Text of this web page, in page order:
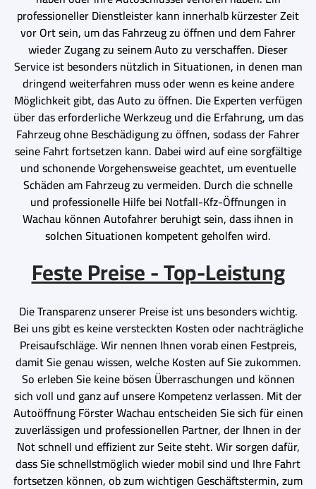
professioneller Dienstleister kann innerhalb kürzester Zeit
vor Ort sein, um das Fahrzeug zu öffnen und dem Fahrer
wieder Zugang zu seinem Auto zu verschaffen. Dieser
Service ist besonders nützlich in Situationen, in denen man
dringend weiterfahren muss oder wenn es keine andere
Möglichkeit gibt, das Auto zu öffnen. Die Experten verfügen
über das erforderliche Werkzeug und die Erfahrung, um das
Fahrzeug ohne Beschädigung zu öffnen, sodass der Fahrer
seine Fahrt fortsetzen kann. Dabei wird auf eine sorgfältige
und schonende Vorgehensweise geachtet, um eventuelle
Schäden am Fahrzeug zu vermeiden. Durch die schnelle
und professionelle Hilfe bei Notfall-Kfz-Öffnungen in
Wachau können Autofahrer beruhigt sein, dass ihnen in
solchen Situationen kompetent geholfen wird.
Feste Preise - Top-Leistung
Die Transparenz unserer Preise ist uns besonders wichtig.
Bei uns gibt es keine versteckten Kosten oder nachträgliche
Preisaufschläge. Wir nennen Ihnen vorab einen Festpreis,
damit Sie genau wissen, welche Kosten auf Sie zukommen.
So erleben Sie keine bösen Überraschungen und können
sich voll und ganz auf unsere Kompetenz verlassen. Mit der
Autoöffnung Förster Wachau entscheiden Sie sich für einen
zuverlässigen und professionellen Partner, der Ihnen in der
Not schnell und effizient zur Seite steht. Wir sorgen dafür,
dass Sie schnellstmöglich wieder mobil sind und Ihre Fahrt
fortsetzen können, ob zum wichtigen Geschäftstermin, zum